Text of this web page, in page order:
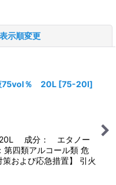
表示順変更
75vol％ 20L [75-20l]
20L 成分： エタノー
第四類アルコール類 危
および応急措置】 引火